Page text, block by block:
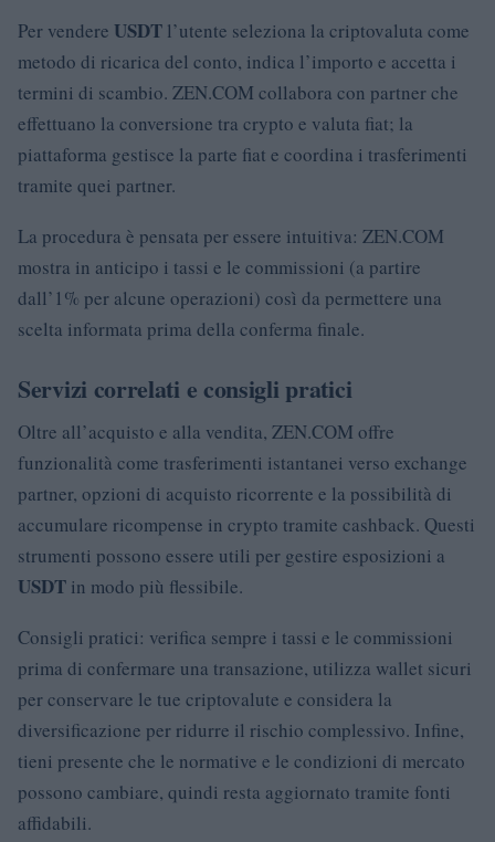
Per vendere USDT l’utente seleziona la criptovaluta come
metodo di ricarica del conto, indica l’importo e accetta i
termini di scambio. ZEN.COM collabora con partner che
effettuano la conversione tra crypto e valuta fiat; la
piattaforma gestisce la parte fiat e coordina i trasferimenti
tramite quei partner.
La procedura è pensata per essere intuitiva: ZEN.COM
mostra in anticipo i tassi e le commissioni (a partire
dall’1% per alcune operazioni) così da permettere una
scelta informata prima della conferma finale.
Servizi correlati e consigli pratici
Oltre all’acquisto e alla vendita, ZEN.COM offre
funzionalità come trasferimenti istantanei verso exchange
partner, opzioni di acquisto ricorrente e la possibilità di
accumulare ricompense in crypto tramite cashback. Questi
strumenti possono essere utili per gestire esposizioni a
USDT in modo più flessibile.
Consigli pratici: verifica sempre i tassi e le commissioni
prima di confermare una transazione, utilizza wallet sicuri
per conservare le tue criptovalute e considera la
diversificazione per ridurre il rischio complessivo. Infine,
tieni presente che le normative e le condizioni di mercato
possono cambiare, quindi resta aggiornato tramite fonti
affidabili.